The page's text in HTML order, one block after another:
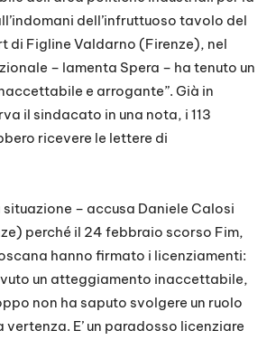
dell’infruttuoso tavolo del
di Figline Valdarno (Firenze), nel
– lamenta Spera – ha tenuto un
e arrogante”. Già in
il sindacato in una nota, i 113
ricevere le lettere di
situazione – accusa Daniele Calosi
perché il 24 febbraio scorso Fim,
hanno firmato i licenziamenti:
un atteggiamento inaccettabile,
non ha saputo svolgere un ruolo
E’ un paradosso licenziare